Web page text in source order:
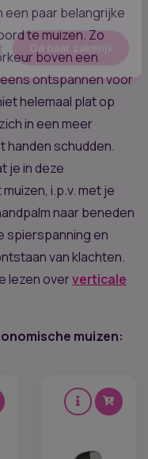
paar belangrijke
te muizen. Zo
boven een
ontspannen voor
helemaal plat op
in een meer
handen schudden.
je in deze
i.p.v. met je
naar beneden
spierspanning en
van klachten.
lezen oververticale
muizen:
een aparte pagina
Ga naar zakelijk